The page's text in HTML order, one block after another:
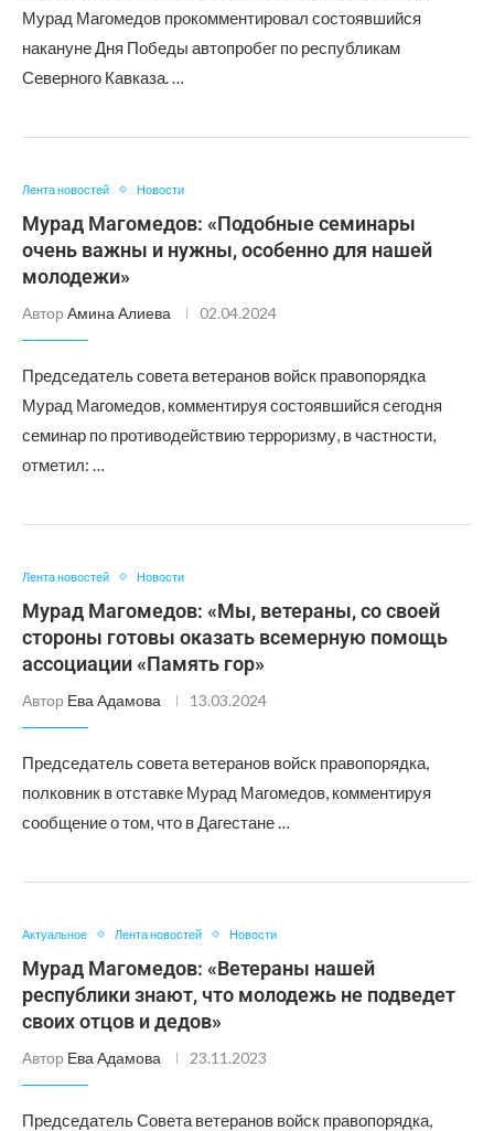
Мурад Магомедов прокомментировал состоявшийся
накануне Дня Победы автопробег по республикам
Северного Кавказа. …
Лента новостей Новости
Мурад Магомедов: «Подобные семинары
очень важны и нужны, особенно для нашей
молодежи»
Автор Амина Алиева 02.04.2024
Председатель совета ветеранов войск правопорядка
Мурад Магомедов, комментируя состоявшийся сегодня
семинар по противодействию терроризму, в частности,
отметил: …
Лента новостей Новости
Мурад Магомедов: «Мы, ветераны, со своей
стороны готовы оказать всемерную помощь
ассоциации «Память гор»
Автор Ева Адамова 13.03.2024
Председатель совета ветеранов войск правопорядка,
полковник в отставке Мурад Магомедов, комментируя
сообщение о том, что в Дагестане …
Актуальное Лента новостей Новости
Мурад Магомедов: «Ветераны нашей
республики знают, что молодежь не подведет
своих отцов и дедов»
Автор Ева Адамова 23.11.2023
Председатель Совета ветеранов войск правопорядка,